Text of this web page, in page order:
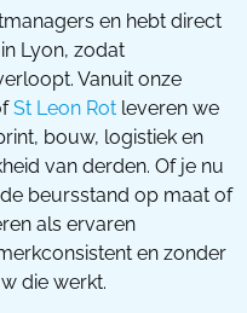
en hebt direct
Lyon, zodat
Vanuit onze
St Leon Rot leveren we
bouw, logistiek en
van derden. Of je nu
beursstand op maat of
als ervaren
en zonder
die werkt.